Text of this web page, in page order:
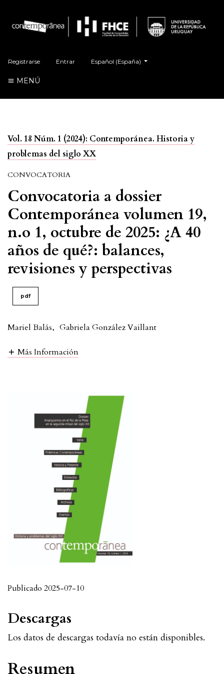
Registrarse Entrar Español (España)
MENÚ
Vol. 18 Núm. 1 (2024): Contemporánea. Historia y
problemas del siglo XX
CONVOCATORIA
Convocatoria a dossier
Contemporánea volumen 19,
n.o 1, octubre de 2025: ¿A 40
años de qué?: balances,
revisiones y perspectivas
pdf
Mariel Balás, Gabriela González Vaillant
Más Información
Publicado 2025-07-10
Resumen
Descargas
Los datos de descargas todavía no están disponibles.